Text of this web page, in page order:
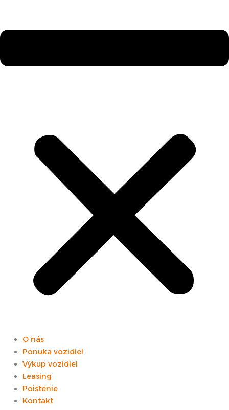
O nás
Ponuka vozidiel
Výkup vozidiel
Leasing
Poistenie
Kontakt